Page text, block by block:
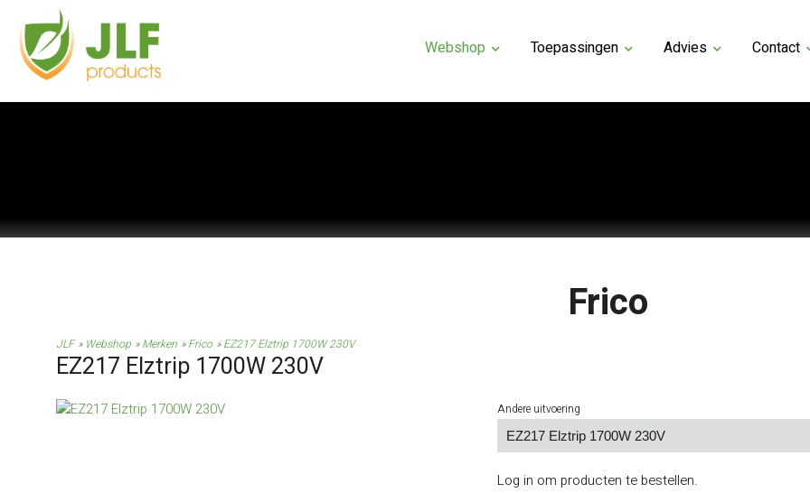
Webshop Toepassingen Advies Contact
Frico
JLF Webshop Merken Frico EZ217 Elztrip 1700W 230V
EZ217 Elztrip 1700W 230V
Andere uitvoering
Log in om producten te bestellen.